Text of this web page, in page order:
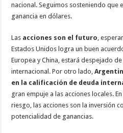
nacional. Seguimos sosteniendo que
ganancia en dólares.
Las acciones son el futuro ,
Estados Unidos logra un buen
Europea y China, estará despejado
internacional. Por otro lado,
en la calificación de deuda
gran empuje a las acciones locales.
riesgo, las acciones son la inversión
potencialidad de ganancias.